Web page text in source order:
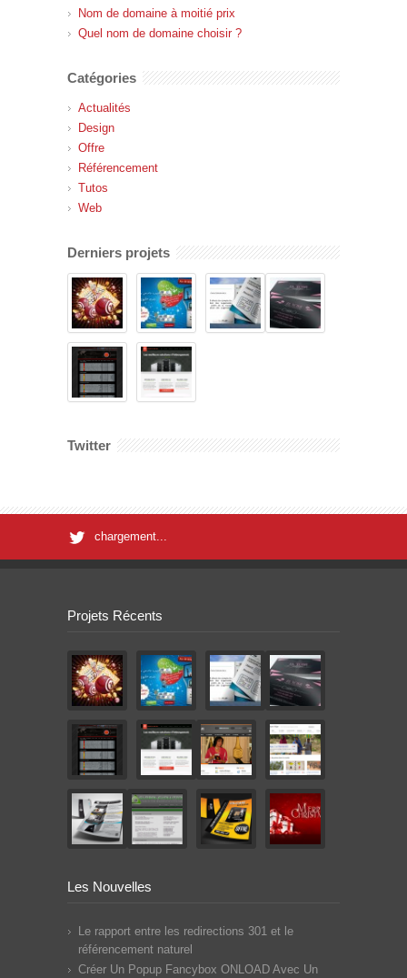
Nom de domaine à moitié prix
Quel nom de domaine choisir ?
Catégories
Actualités
Design
Offre
Référencement
Tutos
Web
Derniers projets
Twitter
chargement...
Projets Récents
Les Nouvelles
Le rapport entre les redirections 301 et le
référencement naturel
Créer Un Popup Fancybox ONLOAD Avec Un